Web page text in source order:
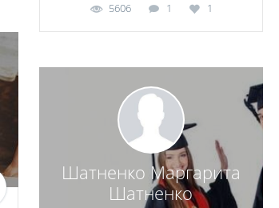
5606 1 1
Шатненко Маргарита
Шатненко